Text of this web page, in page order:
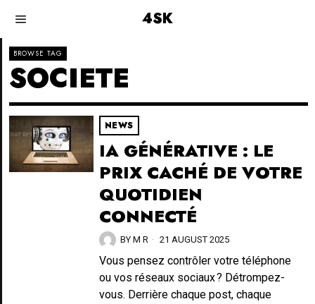
4SK
BROWSE TAG
SOCIETE
NEWS
IA GÉNÉRATIVE : LE
PRIX CACHÉ DE VOTRE
QUOTIDIEN
CONNECTÉ
BY M R 21 AUGUST 2025
Vous pensez contrôler votre téléphone
ou vos réseaux sociaux ? Détrompez-
vous. Derrière chaque post, chaque